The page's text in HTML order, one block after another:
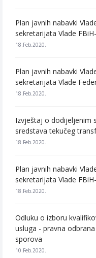
Plan javnih nabavki
sekretarijata Vlade
18.Feb.2020.
Plan javnih nabavki
sekretarijata Vlade
18.Feb.2020.
Izvještaj o dodijeljenim
sredstava tekučeg
18.Feb.2020.
Plan javnih nabavki
sekretarijata Vlade
18.Feb.2020.
Odluku o izboru
usluga - pravna
sporova
10.Feb.2020.